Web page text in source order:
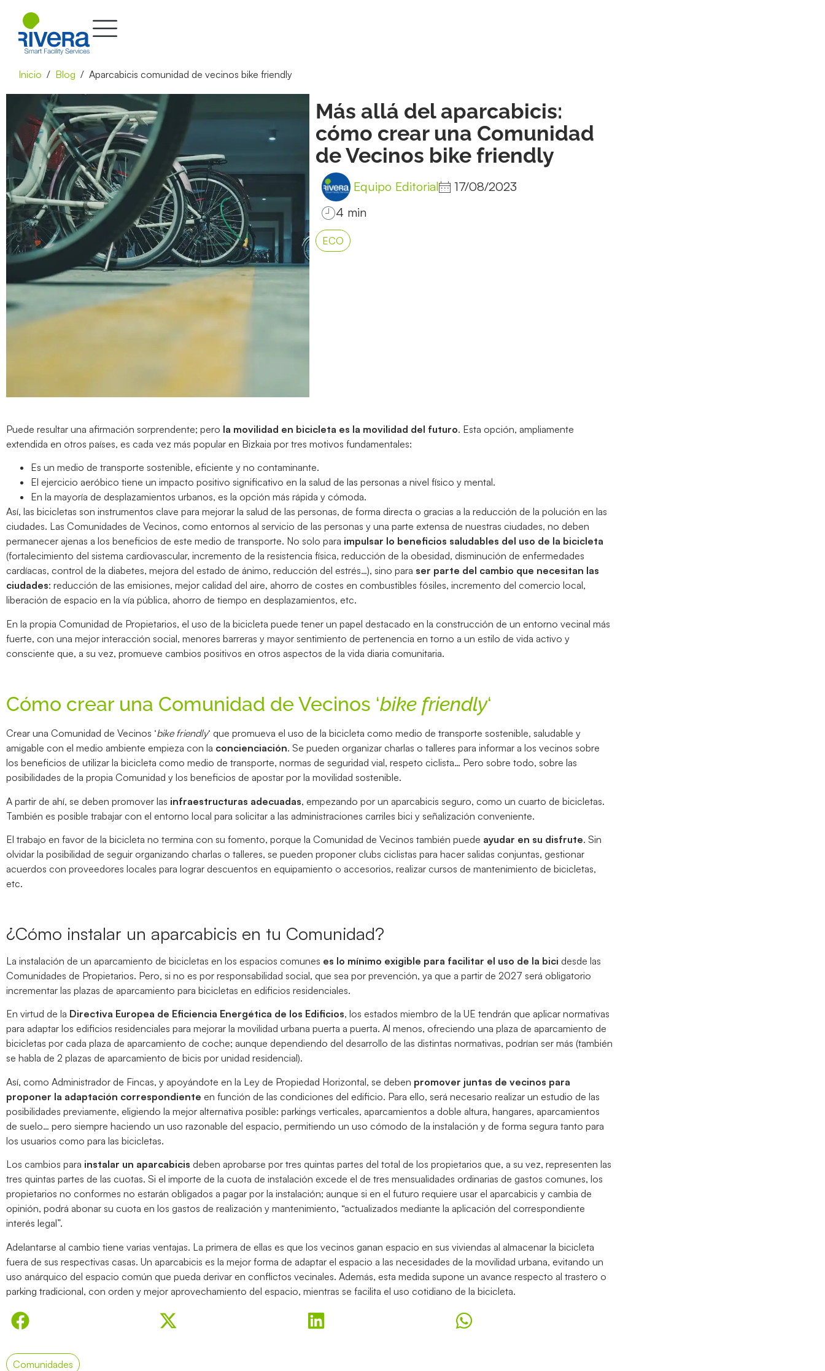
Inicio Blog Aparcabicis comunidad de vecinos bike friendly
Más allá del aparcabicis:
cómo crear una Comunidad
de Vecinos bike friendly
Equipo Editorial 17/08/2023
ECO
Puede resultar una afirmación sorprendente; pero la movilidad en bicicleta es la movilidad del futuro. Esta opción, ampliamente
extendida en otros países, es cada vez más popular en Bizkaia por tres motivos fundamentales:
Es un medio de transporte sostenible, eficiente y no contaminante.
El ejercicio aeróbico tiene un impacto positivo significativo en la salud de las personas a nivel físico y mental.
En la mayoría de desplazamientos urbanos, es la opción más rápida y cómoda.
Así, las bicicletas son instrumentos clave para mejorar la salud de las personas, de forma directa o gracias a la reducción de la polución en las
ciudades. Las Comunidades de Vecinos, como entornos al servicio de las personas y una parte extensa de nuestras ciudades, no deben
permanecer ajenas a los beneficios de este medio de transporte. No solo para impulsar lo beneficios saludables del uso de la bicicleta
(fortalecimiento del sistema cardiovascular, incremento de la resistencia física, reducción de la obesidad, disminución de enfermedades
cardíacas, control de la diabetes, mejora del estado de ánimo, reducción del estrés…), sino para ser parte del cambio que necesitan las
ciudades: reducción de las emisiones, mejor calidad del aire, ahorro de costes en combustibles fósiles, incremento del comercio local,
liberación de espacio en la vía pública, ahorro de tiempo en desplazamientos, etc.
En la propia Comunidad de Propietarios, el uso de la bicicleta puede tener un papel destacado en la construcción de un entorno vecinal más
fuerte, con una mejor interacción social, menores barreras y mayor sentimiento de pertenencia en torno a un estilo de vida activo y
consciente que, a su vez, promueve cambios positivos en otros aspectos de la vida diaria comunitaria.
Cómo crear una Comunidad de Vecinos ‘bike friendly‘
Crear una Comunidad de Vecinos ‘bike friendly‘ que promueva el uso de la bicicleta como medio de transporte sostenible, saludable y
amigable con el medio ambiente empieza con la concienciación. Se pueden organizar charlas o talleres para informar a los vecinos sobre
los beneficios de utilizar la bicicleta como medio de transporte, normas de seguridad vial, respeto ciclista… Pero sobre todo, sobre las
posibilidades de la propia Comunidad y los beneficios de apostar por la movilidad sostenible.
A partir de ahí, se deben promover las infraestructuras adecuadas, empezando por un aparcabicis seguro, como un cuarto de bicicletas.
También es posible trabajar con el entorno local para solicitar a las administraciones carriles bici y señalización conveniente.
El trabajo en favor de la bicicleta no termina con su fomento, porque la Comunidad de Vecinos también puede ayudar en su disfrute. Sin
olvidar la posibilidad de seguir organizando charlas o talleres, se pueden proponer clubs ciclistas para hacer salidas conjuntas, gestionar
acuerdos con proveedores locales para lograr descuentos en equipamiento o accesorios, realizar cursos de mantenimiento de bicicletas,
etc.
¿Cómo instalar un aparcabicis en tu Comunidad?
La instalación de un aparcamiento de bicicletas en los espacios comunes es lo mínimo exigible para facilitar el uso de la bici desde las
Comunidades de Propietarios. Pero, si no es por responsabilidad social, que sea por prevención, ya que a partir de 2027 será obligatorio
incrementar las plazas de aparcamiento para bicicletas en edificios residenciales.
En virtud de la Directiva Europea de Eficiencia Energética de los Edificios, los estados miembro de la UE tendrán que aplicar normativas
para adaptar los edificios residenciales para mejorar la movilidad urbana puerta a puerta. Al menos, ofreciendo una plaza de aparcamiento de
bicicletas por cada plaza de aparcamiento de coche; aunque dependiendo del desarrollo de las distintas normativas, podrían ser más (también
se habla de 2 plazas de aparcamiento de bicis por unidad residencial).
Así, como Administrador de Fincas, y apoyándote en la Ley de Propiedad Horizontal, se deben promover juntas de vecinos para
proponer la adaptación correspondiente en función de las condiciones del edificio. Para ello, será necesario realizar un estudio de las
posibilidades previamente, eligiendo la mejor alternativa posible: parkings verticales, aparcamientos a doble altura, hangares, aparcamientos
de suelo… pero siempre haciendo un uso razonable del espacio, permitiendo un uso cómodo de la instalación y de forma segura tanto para
los usuarios como para las bicicletas.
Los cambios para instalar un aparcabicis deben aprobarse por tres quintas partes del total de los propietarios que, a su vez, representen las
tres quintas partes de las cuotas. Si el importe de la cuota de instalación excede el de tres mensualidades ordinarias de gastos comunes, los
propietarios no conformes no estarán obligados a pagar por la instalación; aunque si en el futuro requiere usar el aparcabicis y cambia de
opinión, podrá abonar su cuota en los gastos de realización y mantenimiento, “actualizados mediante la aplicación del correspondiente
interés legal”.
Adelantarse al cambio tiene varias ventajas. La primera de ellas es que los vecinos ganan espacio en sus viviendas al almacenar la bicicleta
fuera de sus respectivas casas. Un aparcabicis es la mejor forma de adaptar el espacio a las necesidades de la movilidad urbana, evitando un
uso anárquico del espacio común que pueda derivar en conflictos vecinales. Además, esta medida supone un avance respecto al trastero o
parking tradicional, con orden y mejor aprovechamiento del espacio, mientras se facilita el uso cotidiano de la bicicleta.
Comunidades